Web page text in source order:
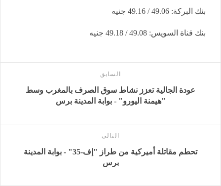
بنك البركة: 49.06 / 49.16 جنيه
بنك قناة السويس: 49.08 / 49.18 جنيه
السابق
عودة الجالية تعزز نشاط سوق الصرف بالمغرب وسط
"هيمنة اليورو" - بوابة المدينة برس
التالى
تحطم مقاتلة أميركية من طراز "إف-35" - بوابة المدينة
برس